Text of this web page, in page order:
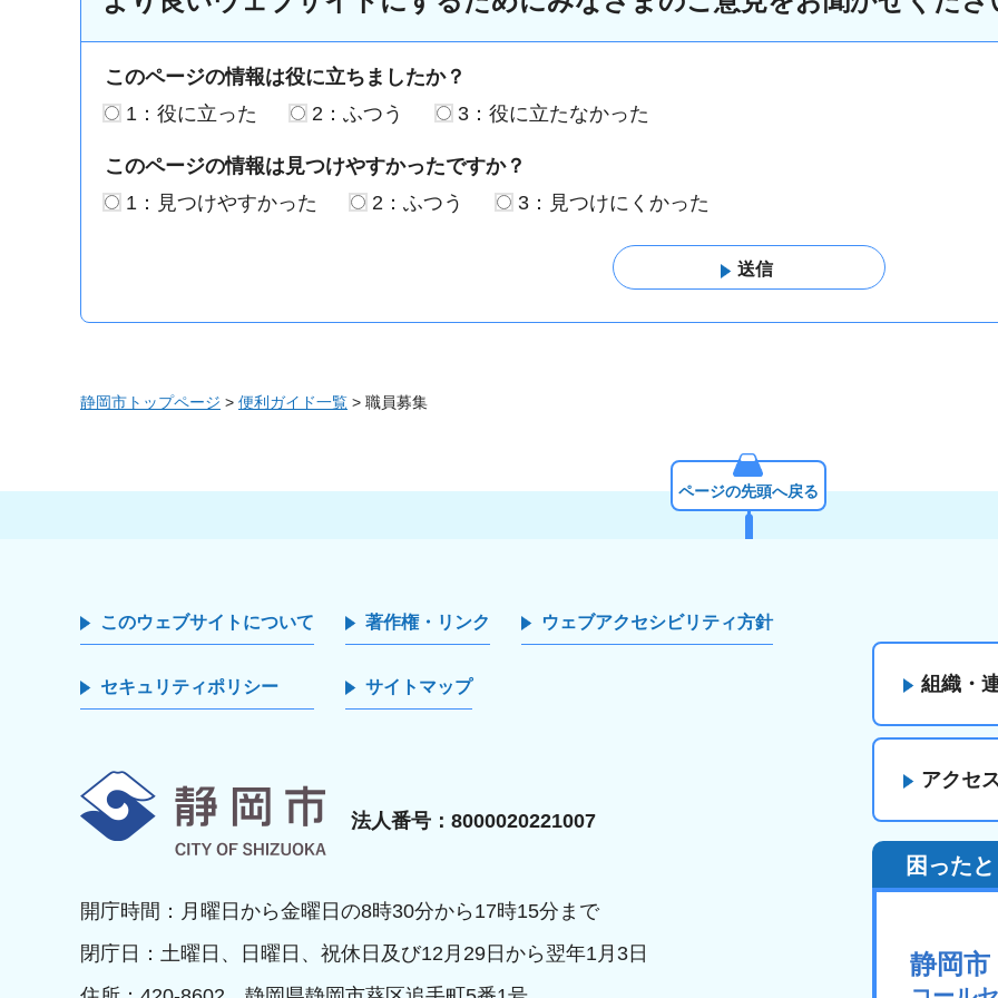
このページの情報は役に立ちましたか？
1：役に立った
2：ふつう 3：役に立たなかった
このページの情報は見つけやすかったですか？
1：見つけやすかった
2：ふつう 3：見つけにくかった
静岡市トップページ > 便利ガイド一覧 > 職員募集
ページの先頭へ戻る
このウェブサイトについて 著作権・リンク ウェブアクセシビリティ方針
セキュリティポリシー サイトマップ
法人番号：8000020221007
開庁時間：月曜日から金曜日の8時30分から17時15分まで
閉庁日：土曜日、日曜日、祝休日及び12月29日から翌年1月3日
組織・
アクセ
困った
静岡市